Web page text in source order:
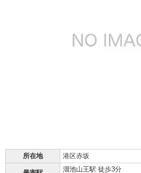
所在地 港区赤坂
溜池山王駅 徒歩3分